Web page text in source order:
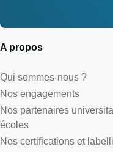
A propos
Qui sommes-nous ?
Nos engagements
Nos partenaires
écoles
Nos certifications et